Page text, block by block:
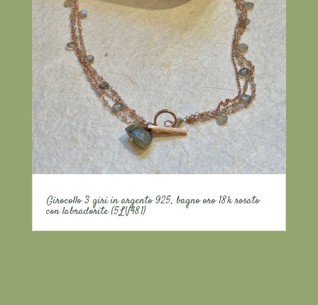
Girocollo 3 giri in argento 925, bagno oro 18k rosato
con labradorite (5LV481)